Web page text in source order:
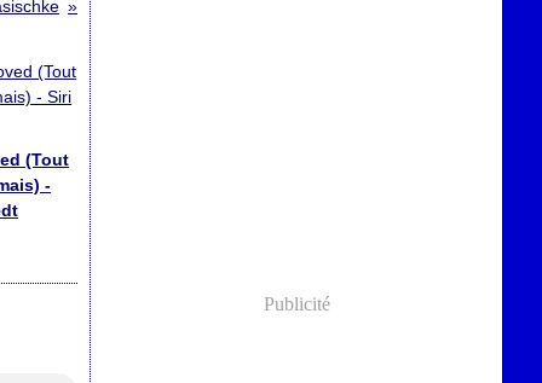
(Tout
-
Publicité